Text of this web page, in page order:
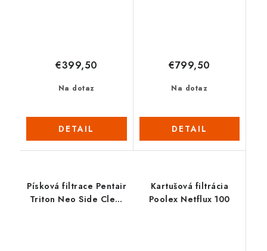
Na dotaz
€399,50
DETAIL
Na dotaz
€799,50
DETAIL
Písková filtrace Pentair
Triton Neo Side Clear
Kartušová filtrácia
Poolex Netflux 100